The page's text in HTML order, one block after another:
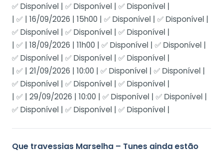
✅ Disponível | ✅ Disponível | ✅ Disponível |
| ✅ | 16/09/2026 | 15h00 | ✅ Disponível | ✅ Disponível |
✅ Disponível | ✅ Disponível | ✅ Disponível |
| ✅ | 18/09/2026 | 11h00 | ✅ Disponível | ✅ Disponível |
✅ Disponível | ✅ Disponível | ✅ Disponível |
| ✅ | 21/09/2026 | 10:00 | ✅ Disponível | ✅ Disponível |
✅ Disponível | ✅ Disponível | ✅ Disponível |
| ✅ | 29/09/2026 | 10:00 | ✅ Disponível | ✅ Disponível |
✅ Disponível | ✅ Disponível | ✅ Disponível |
Que travessias Marselha – Tunes ainda estão